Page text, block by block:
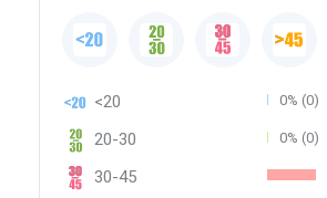
<20 0% (0)
20-30 0% (0)
30-45